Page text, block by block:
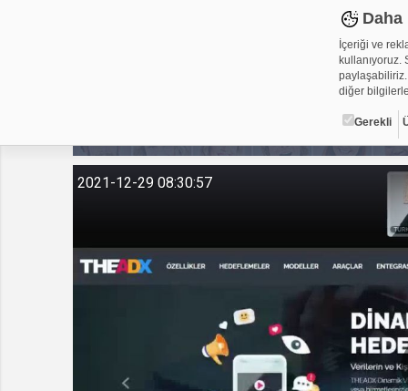
İçeriği ve
kullanıyoruz.
paylaşabiliriz.
diğer
Gerekli
Çerez
Çerezler,
metin
Gerekli
Üçüncü
2021-12-29 08:30:57